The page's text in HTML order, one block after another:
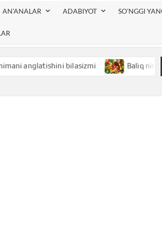
AN’ANALAR ADABIYOT SO’NGGI
bilasizmi Baliq nimani